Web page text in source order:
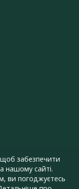
забезпечити
нашому сайті.
ви погоджуєтесь